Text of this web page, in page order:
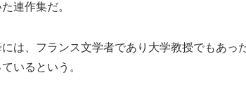
連作集だ。
は、フランス文学者であり大学教授でもあっ
いるという。